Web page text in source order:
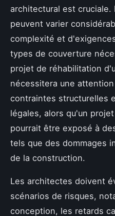
architectural est
peuvent varier
complexité et
types de couverture
projet de réhabilitation
nécessitera une
contraintes structurelles
légales, alors qu'un
pourrait être exposé à
tels que des dommages
de la construction.
Les architectes doivent
scénarios de risques,
conception, les retards